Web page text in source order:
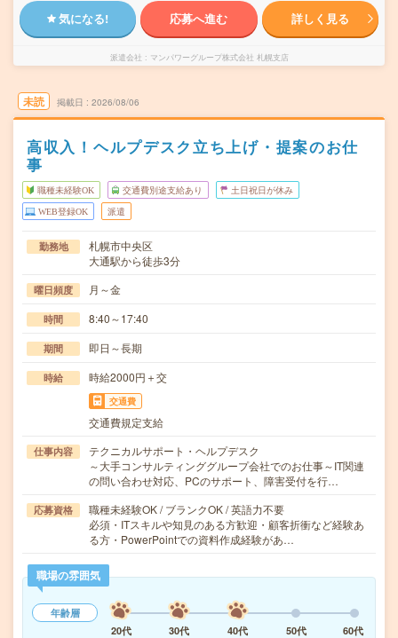
気になる! 応募へ進む 詳しく見る
派遣会社 マンパワーグループ株式会社 札幌支店
未読 掲載日 2026/08/06
高収入！ヘルプデスク立ち上げ・提案のお仕
事
職種未経験OK 交通費別途支給あり 土日祝日が休み
WEB登録OK 派遣
勤務地
札幌市中央区
大通駅から徒歩3分
曜日頻度 月～金
時間 8:40～17:40
期間 即日～長期
時給 時給2000円＋交
交通費
交通費規定支給
仕事内容
テクニカルサポート・ヘルプデスク
～大手コンサルティンググループ会社でのお仕事～IT関連
の問い合わせ対応、PCのサポート、障害受付を行…
応募資格
職種未経験OK / ブランクOK / 英語力不要
必須・ITスキルや知見のある方歓迎・顧客折衝など経験あ
る方・PowerPointでの資料作成経験があ…
職場の雰囲気
年齢層
20代
30代 40代 50代 60代